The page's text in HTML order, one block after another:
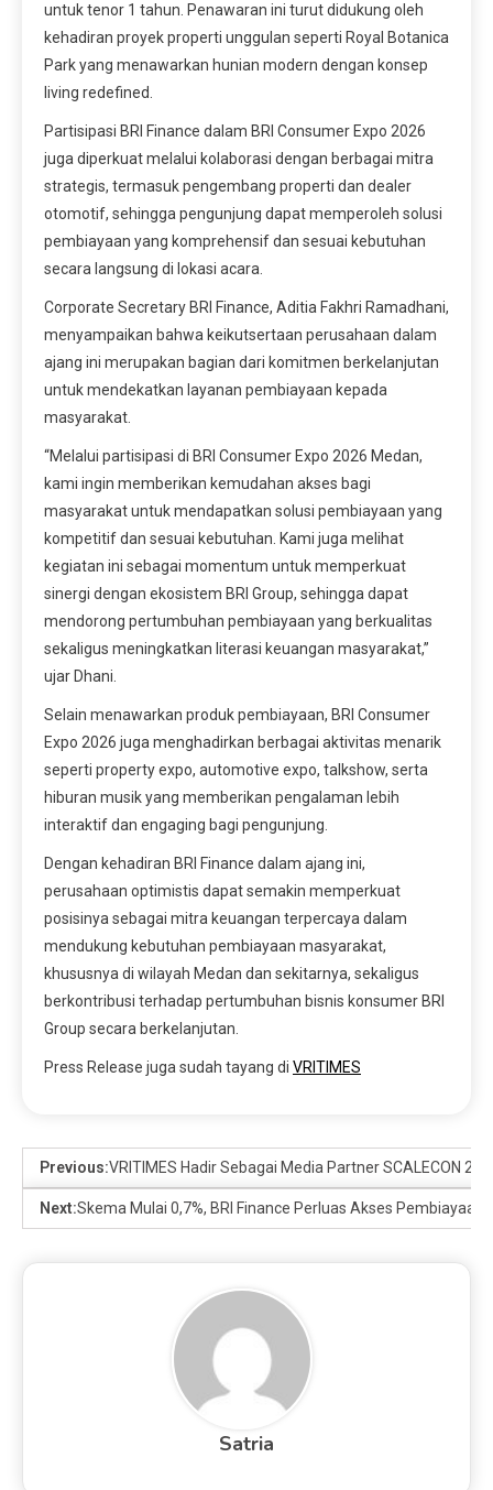
untuk tenor 1 tahun. Penawaran ini turut didukung oleh
kehadiran proyek properti unggulan seperti Royal Botanica
Park yang menawarkan hunian modern dengan konsep
living redefined.
Partisipasi BRI Finance dalam BRI Consumer Expo 2026
juga diperkuat melalui kolaborasi dengan berbagai mitra
strategis, termasuk pengembang properti dan dealer
otomotif, sehingga pengunjung dapat memperoleh solusi
pembiayaan yang komprehensif dan sesuai kebutuhan
secara langsung di lokasi acara.
Corporate Secretary BRI Finance, Aditia Fakhri Ramadhani,
menyampaikan bahwa keikutsertaan perusahaan dalam
ajang ini merupakan bagian dari komitmen berkelanjutan
untuk mendekatkan layanan pembiayaan kepada
masyarakat.
“Melalui partisipasi di BRI Consumer Expo 2026 Medan,
kami ingin memberikan kemudahan akses bagi
masyarakat untuk mendapatkan solusi pembiayaan yang
kompetitif dan sesuai kebutuhan. Kami juga melihat
kegiatan ini sebagai momentum untuk memperkuat
sinergi dengan ekosistem BRI Group, sehingga dapat
mendorong pertumbuhan pembiayaan yang berkualitas
sekaligus meningkatkan literasi keuangan masyarakat,”
ujar Dhani.
Selain menawarkan produk pembiayaan, BRI Consumer
Expo 2026 juga menghadirkan berbagai aktivitas menarik
seperti property expo, automotive expo, talkshow, serta
hiburan musik yang memberikan pengalaman lebih
interaktif dan engaging bagi pengunjung.
Dengan kehadiran BRI Finance dalam ajang ini,
perusahaan optimistis dapat semakin memperkuat
posisinya sebagai mitra keuangan terpercaya dalam
mendukung kebutuhan pembiayaan masyarakat,
khususnya di wilayah Medan dan sekitarnya, sekaligus
berkontribusi terhadap pertumbuhan bisnis konsumer BRI
Group secara berkelanjutan.
Press Release juga sudah tayang di VRITIMES
Previous:VRITIMES Hadir Sebagai Media Partner SCALECON
Next:Skema Mulai 0,7%, BRI Finance Perluas Akses
Satria